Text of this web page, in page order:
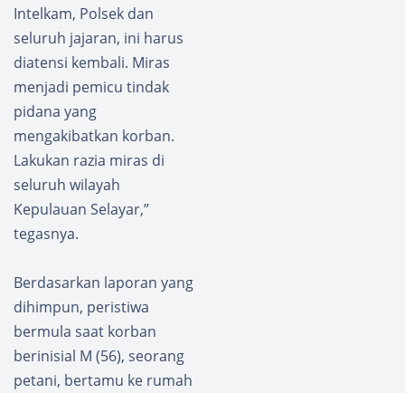
Intelkam, Polsek dan
seluruh jajaran, ini harus
diatensi kembali. Miras
menjadi pemicu tindak
pidana yang
mengakibatkan korban.
Lakukan razia miras di
seluruh wilayah
Kepulauan Selayar,”
tegasnya.
Berdasarkan laporan yang
dihimpun, peristiwa
bermula saat korban
berinisial M (56), seorang
petani, bertamu ke rumah